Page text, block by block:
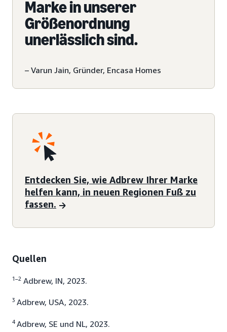
Marke in unserer
Größenordnung
unerlässlich sind.
– Varun Jain, Gründer, Encasa Homes
Entdecken Sie, wie Adbrew Ihrer Marke
helfen kann, in neuen Regionen Fuß zu
fassen.
Quellen
1–2 Adbrew, IN, 2023.
3 Adbrew, USA, 2023.
4 Adbrew, SE und NL, 2023.